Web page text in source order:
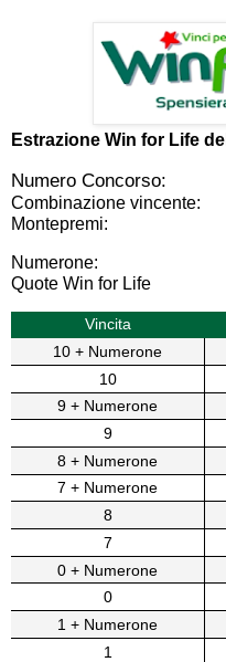
Estrazione Win for Life del
Numero Concorso:
Combinazione vincente:
Montepremi:
Numerone:
Quote Win for Life
Vincita
10 + Numerone
10
9 + Numerone
9
8 + Numerone
7 + Numerone
8
7
0 + Numerone
0
1 + Numerone
1